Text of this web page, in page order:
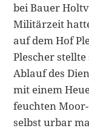
bei Bauer
Militärzeit
auf dem Hof
Plescher
Ablauf des
mit einem
feuchten
selbst urbar